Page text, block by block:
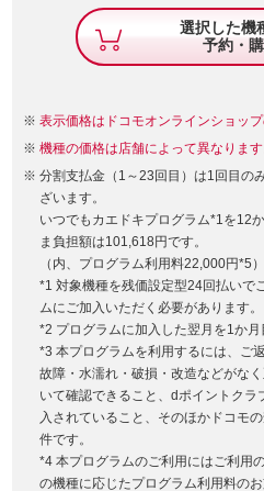
選択した機
予約・
表示価格はドコモオンラインショップ
機種の価格は店舗によって異なります
分割支払金（1～23回目）は1回目の
ざいます。
いつでもカエドキプログラム*1を12
ま負担額は101,618円です。
（内、プログラム利用料22,000円*5）
*1 対象機種を残価設定型24回払いで
ムにご加入いただく必要があります。
*2 プログラムに加入した翌月を1か月
*3 本プログラムを利用するには、ご
故障・水濡れ・破損・改造などがな
いて確認できること、dポイントク
入されていること、そのほかドコモ
件です。
*4 本プログラムのご利用にはご利用
の機種に応じたプログラム利用料の